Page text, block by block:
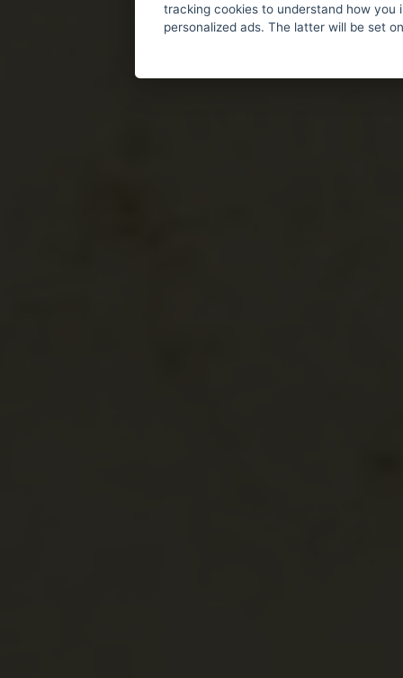
tracking cookies to understand how
personalized ads. The latter will be set